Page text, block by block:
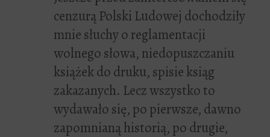
cenzurą Polski Ludowej dochodziły
mnie słuchy o reglamentacji
wolnego słowa, niedopuszczaniu
książek do druku, spisie ksiąg
zakazanych. Lecz wszystko to
wydawało się, po pierwsze, dawno
zapomnianą historią, po drugie,